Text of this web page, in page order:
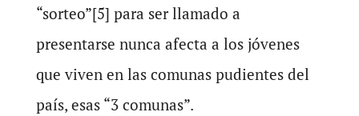
“sorteo”[5] para ser llamado a
presentarse nunca afecta a los jóvenes
que viven en las comunas pudientes del
país, esas “3 comunas”.